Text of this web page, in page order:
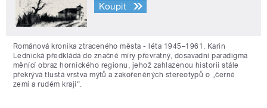
Koupit
Románová kronika ztraceného města - léta 1945–1961. Karin
Lednická předkládá do značné míry převratný, dosavadní paradigma
měnící obraz hornického regionu, jehož zahlazenou historii stále
překrývá tlustá vrstva mýtů a zakořeněných stereotypů o „černé
zemi a rudém kraji“.